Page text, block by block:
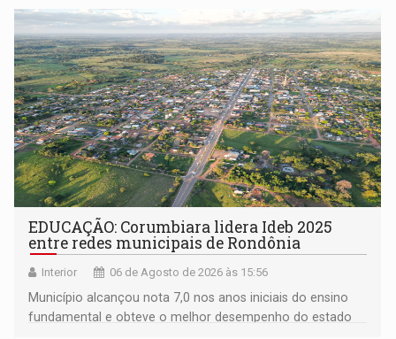
EDUCAÇÃO: Corumbiara lidera Ideb 2025
entre redes municipais de Rondônia
Interior 06 de Agosto de 2026 às 15:56
Município alcançou nota 7,0 nos anos iniciais do ensino
fundamental e obteve o melhor desempenho do estado